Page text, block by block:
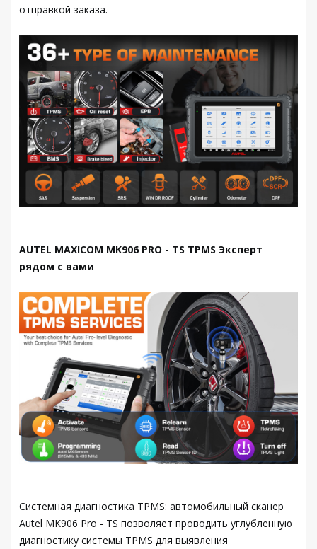
отправкой заказа.
AUTEL MAXICOM MK906 PRO - TS TPMS Эксперт
рядом с вами
Системная диагностика TPMS: автомобильный сканер
Autel MK906 Pro - TS позволяет проводить углубленную
диагностику системы TPMS для выявления